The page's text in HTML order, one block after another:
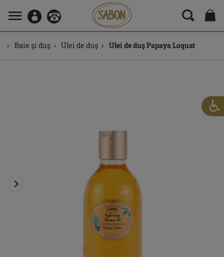
Baie şi duş Ulei de duş Ulei de duş Papaya Loquat